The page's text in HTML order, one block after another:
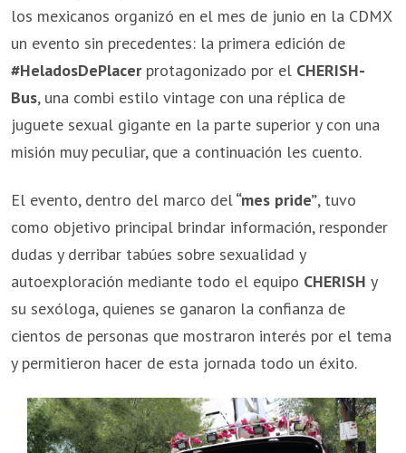
los mexicanos organizó en el mes de junio en la CDMX
un evento sin precedentes: la primera edición de
#HeladosDePlacer protagonizado por el CHERISH-
Bus, una combi estilo vintage con una réplica de
juguete sexual gigante en la parte superior y con una
misión muy peculiar, que a continuación les cuento.
El evento, dentro del marco del“mes pride”, tuvo
como objetivo principal brindar información, responder
dudas y derribar tabúes sobre sexualidad y
autoexploración mediante todo el equipo CHERISH y
su sexóloga, quienes se ganaron la confianza de
cientos de personas que mostraron interés por el tema
y permitieron hacer de esta jornada todo un éxito.